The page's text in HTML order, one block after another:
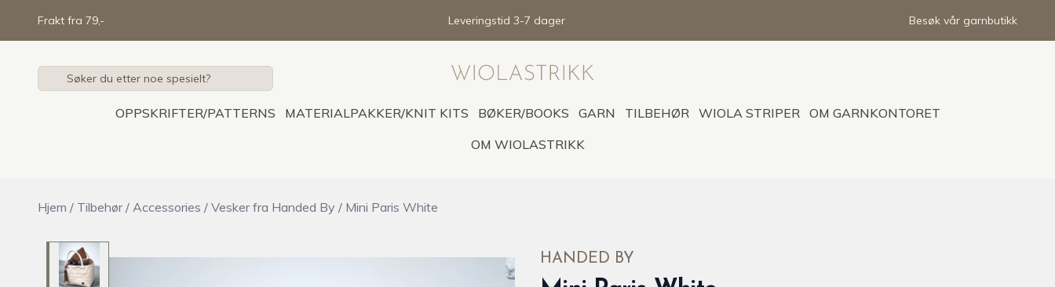
Frakt fra 79,- Leveringstid 3-7 dager Besøk vår garnbutikk
OPPSKRIFTER/PATTERNS MATERIALPAKKER/KNIT KITS BØKER/BOOKS GARN TILBEHØR WIOLA STRIPER
OM GARNKONTORET
OM WIOLASTRIKK
Hjem / Tilbehør / Accessories / Vesker fra Handed By / Mini Paris White
HANDED BY